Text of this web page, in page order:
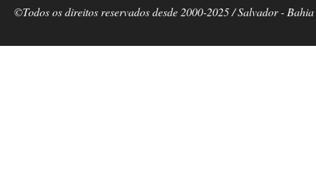
©Todos os direitos reservados desde 2000-2025 / Salvador -